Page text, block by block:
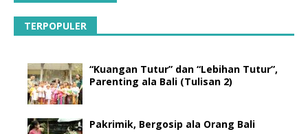
TERPOPULER
“Kuangan Tutur” dan “Lebihan Tutur”,
Parenting ala Bali (Tulisan 2)
Pakrimik, Bergosip ala Orang Bali